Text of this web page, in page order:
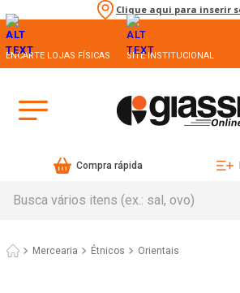
Clique aqui para inserir
ENCARTE LOJAS FÍSICAS SITE INSTITUCIONAL
Compra rápida
Mercearia Étnicos Orientais